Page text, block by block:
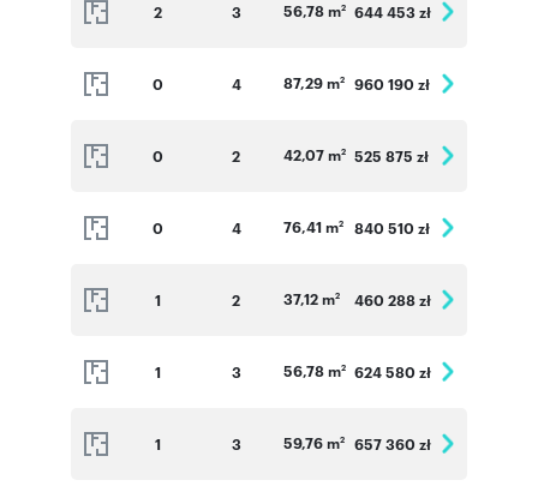
2 3 56,78 m2 644 453 zł
0 4 87,29 m2 960 190 zł
0 2 42,07 m2 525 875 zł
0 4 76,41 m2 840 510 zł
1 2 37,12 m2 460 288 zł
1 3 56,78 m2 624 580 zł
1 3 59,76 m2 657 360 zł